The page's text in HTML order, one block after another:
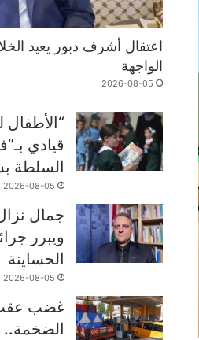
اعتقال أشرف دبور يعيد
الواجهة
2026-08-05
قيادي
السلطة
2026-08-05
جمال
ويبرر
الحساينة
2026-08-05
غضب